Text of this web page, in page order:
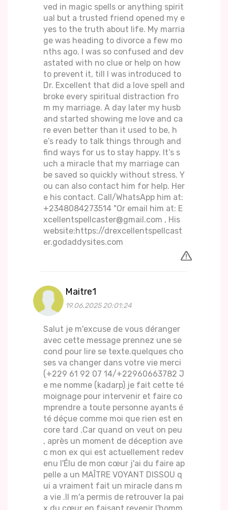
ved in magic spells or anything spirit
ual but a trusted friend opened my e
yes to the truth about life. My marria
ge was heading to divorce a few mo
nths ago. I was so confused and dev
astated with no clue or help on how
to prevent it, till I was introduced to
Dr. Excellent that did a love spell and
broke every spiritual distraction fro
m my marriage. A day later my husb
and started showing me love and ca
re even better than it used to be, h
e’s ready to talk things through and
find ways for us to stay happy. It’s s
uch a miracle that my marriage can
be saved so quickly without stress. Y
ou can also contact him for help. Her
e his contact. Call/WhatsApp him at:
+2348084273514 "Or email him at: E
xcellentspellcaster@gmail.com , His
website:https://drexcellentspellcast
er.godaddysites.com
Maitre1
19.06.2025 20:01:24
Salut je m'excuse de vous déranger
avec cette message prennez une se
cond pour lire se texte.quelques cho
ses va changer dans votre vie merci
(+229 61 92 07 14/+22960663782 J
e me nomme (kadarp) je fait cette té
moignage pour intervenir et faire co
mprendre a toute personne ayants é
té déçue comme moi que rien est en
core tard .Car quand on veut on peu
, après un moment de déception ave
c mon ex qui est actuellement redev
enu l'Élu de mon cœur j'ai du faire ap
pelle a un MAÎTRE VOYANT DISSOU q
ui a vraiment fait un miracle dans m
a vie .Il m'a permis de retrouver la pai